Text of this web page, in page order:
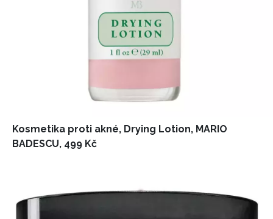
Kosmetika proti akné, Drying Lotion, MARIO
BADESCU, 499 Kč